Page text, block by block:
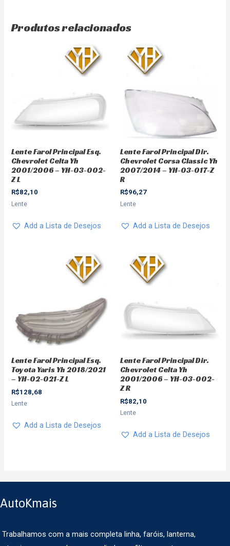
Produtos relacionados
Lente Farol Principal Esq.
Chevrolet Celta Yh
2001/2006 – YH-03-002-
Z L
R$82,10
Lente
Add a Lista de Desejos
Lente Farol Principal Dir.
Chevrolet Corsa Classic Yh
2007/2014 – YH-03-017-Z
R
R$96,27
Lente
Add a Lista de Desejos
Lente Farol Principal Esq.
Toyota Yaris Yh 2018/2021
– YH-02-021-Z L
R$128,68
Lente
Add a Lista de Desejos
Lente Farol Principal Dir.
Chevrolet Celta Yh
2001/2006 – YH-03-002-
Z R
R$82,10
Lente
Add a Lista de Desejos
AutoKmais
Trabalhamos com a mais completa linha, faróis, lanterna,